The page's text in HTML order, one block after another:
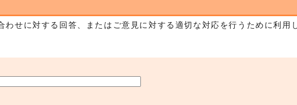
わせに対する回答、またはご意見に対する適切な対応を行うために利用